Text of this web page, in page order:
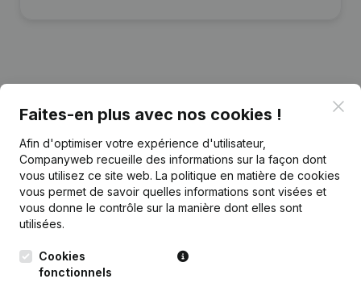
Date Publication
19-05-2025 Siège Social(NL)
09-10-2019 (NL)
Faites-en plus avec nos cookies !
Afin d'optimiser votre expérience d'utilisateur,
Companyweb recueille des informations sur la façon dont
vous utilisez ce site web. La politique en matière de cookies
vous permet de savoir quelles informations sont visées et
vous donne le contrôle sur la manière dont elles sont
utilisées.
Cookies
fonctionnels